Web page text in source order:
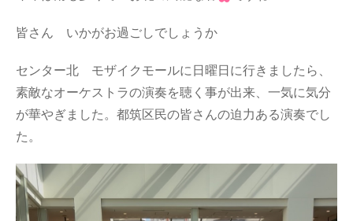
皆さん いかがお過ごしでしょうか
センター北 モザイクモールに日曜日に行きましたら、
素敵なオーケストラの演奏を聴く事が出来、一気に気分
が華やぎました。都筑区民の皆さんの迫力ある演奏でし
た。